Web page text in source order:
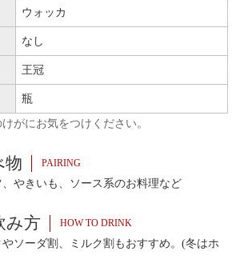
ウォッカ
なし
王冠
瓶
がにお気をつけください。
物 PAIRING
やきいも、ソース系のお料理など
み方 HOW TO DRINK
ソーダ割、ミルク割もおすすめ。(冬はホ